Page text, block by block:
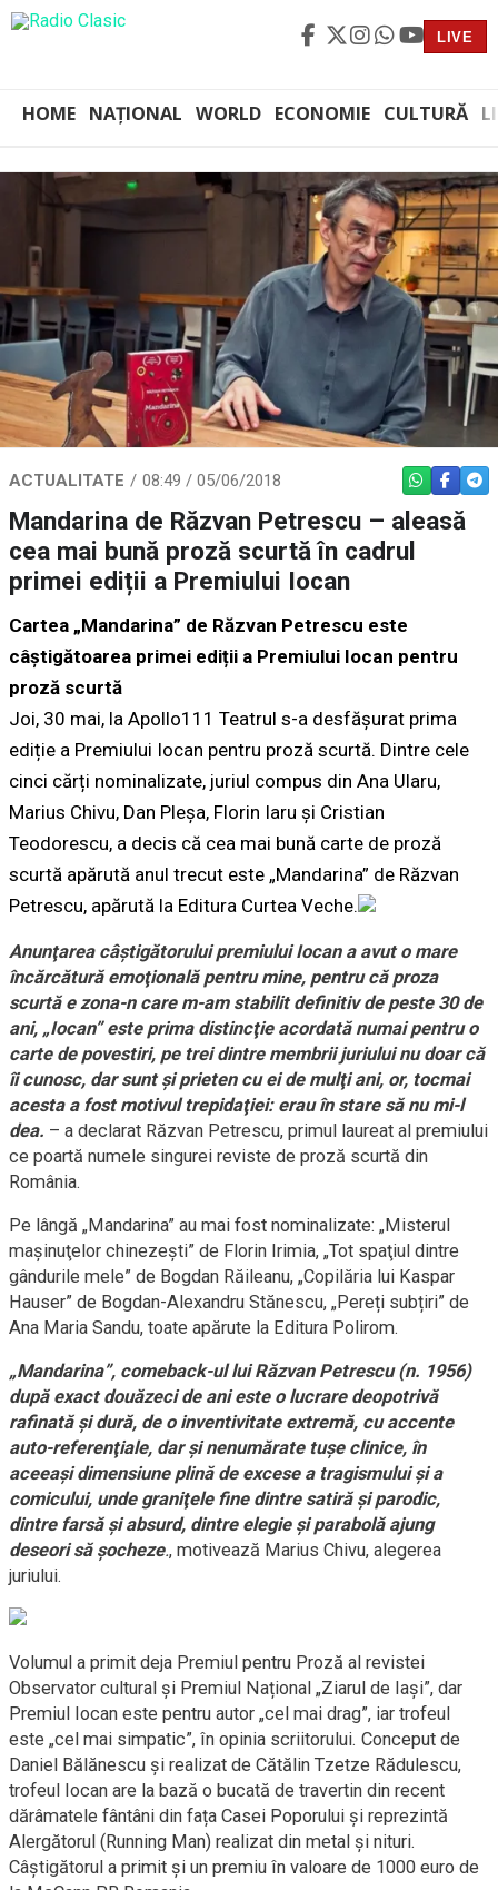
LIVE
HOME NAȚIONAL WORLD ECONOMIE CULTURĂ
ACTUALITATE 08:49 / 05/06/2018 WHATSAPP
Mandarina de Răzvan Petrescu – aleasă
cea mai bună proză scurtă în cadrul
primei ediții a Premiului Iocan
Cartea „Mandarina” de Răzvan Petrescu este
câștigătoarea primei ediții a Premiului Iocan pentru
proză scurtă
Joi, 30 mai, la Apollo111 Teatrul s-a desfășurat prima
ediție a Premiului Iocan pentru proză scurtă. Dintre cele
cinci cărți nominalizate, juriul compus din Ana Ularu,
Marius Chivu, Dan Pleșa, Florin Iaru și Cristian
Teodorescu, a decis că cea mai bună carte de proză
scurtă apărută anul trecut este „Mandarina” de Răzvan
Petrescu, apărută la Editura Curtea Veche​.
Anunţarea câştigătorului premiului Iocan a avut o mare
încărcătură emoţională pentru mine, pentru că proza
scurtă e zona-n care m-am stabilit definitiv de peste 30 de
ani, „Iocan” este prima distincţie acordată numai pentru o
carte de povestiri, pe trei dintre membrii juriului nu doar că
îi cunosc, dar sunt şi prieten cu ei de mulţi ani, or, tocmai
acesta a fost motivul trepidaţiei: erau în stare să nu mi-l
dea. – a declarat Răzvan Petrescu, primul laureat al premiului
ce poartă numele singurei reviste de proză scurtă din
România.
Pe lângă „Mandarina” au mai fost nominalizate: „Misterul
maşinuţelor chinezeşti” de Florin Irimia, „Tot spaţiul dintre
gândurile mele” de Bogdan Răileanu, „Copilăria lui Kaspar
Hauser” de Bogdan-Alexandru Stănescu, „Pereți subțiri” de
Ana Maria Sandu, toate apărute la Editura Polirom.
„Mandarina”, comeback-ul lui Răzvan Petrescu (n. 1956)
după exact douăzeci de ani este o lucrare deopotrivă
rafinată şi dură, de o inventivitate extremă, cu accente
auto-referenţiale, dar şi nenumărate tuşe clinice, în
aceeaşi dimensiune plină de excese a tragismului şi a
comicului, unde graniţele fine dintre satiră şi parodic,
dintre farsă şi absurd, dintre elegie şi parabolă ajung
deseori să şocheze., motivează Marius Chivu, alegerea
juriului.
Volumul a primit deja Premiul pentru Proză al revistei
Observator cultural şi Premiul Național „Ziarul de Iași”, dar
Premiul Iocan este pentru autor „cel mai drag”, iar trofeul
este „cel mai simpatic”, în opinia scriitorului. Conceput de
Daniel Bălănescu și realizat de Cătălin Tzetze Rădulescu,
trofeul Iocan are la bază o bucată de travertin din recent
dărâmatele fântâni din fața Casei Poporului și reprezintă
Alergătorul (Running Man) realizat din metal și nituri.
Câștigătorul a primit și un premiu în valoare de 1000 euro de